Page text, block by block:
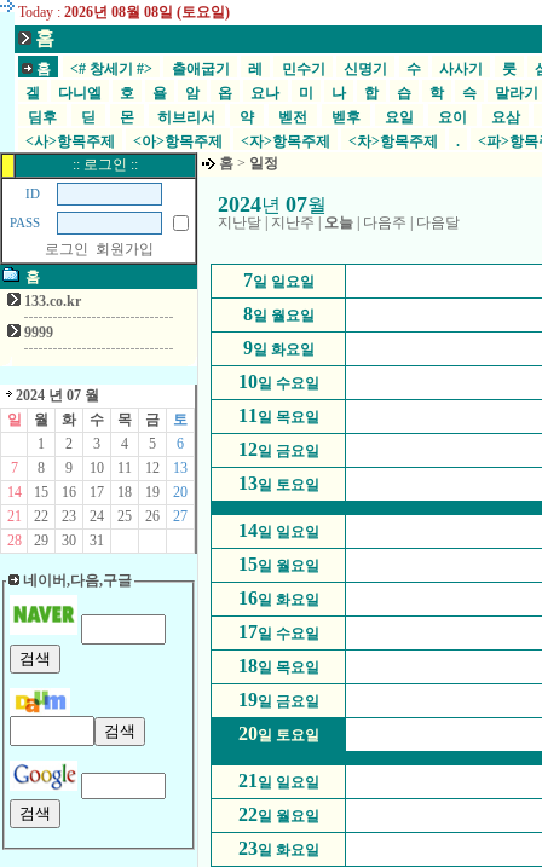
Today : 2026년 08월 08일 (토요일)
홈
홈 <# 창세기 #> 출애굽기 레 민수기 신명기 수 사사기 룻
겔
다니엘 호 욜 암 옵 요나 미 나 합 습 학 슥
말라기
딤후
딛 몬 히브리서 약 벧전 벧후 요일 요이 요삼
<사>항목주제
<아>항목주제 <자>항목주제 <차>항목주제 .
<파>항
:: 로그인 ::
ID
PASS
로그인
회원가입
홈
133.co.kr
9999
2024 년 07 월
일
월 화 수 목 금
토
1
2 3 4 5
6
7
8 9 10 11 12
13
14
15 16 17 18 19
20
21
22 23 24 25 26
27
28
29 30 31
네이버,다음,구글
홈 > 일정
2024년 07월
지난달 지난주 오늘 다음주 다음달
7일 일요일
8일 월요일
9일 화요일
10일 수요일
11일 목요일
12일 금요일
13일 토요일
14일 일요일
15일 월요일
16일 화요일
17일 수요일
18일 목요일
19일 금요일
20일 토요일
21일 일요일
22일 월요일
23일 화요일